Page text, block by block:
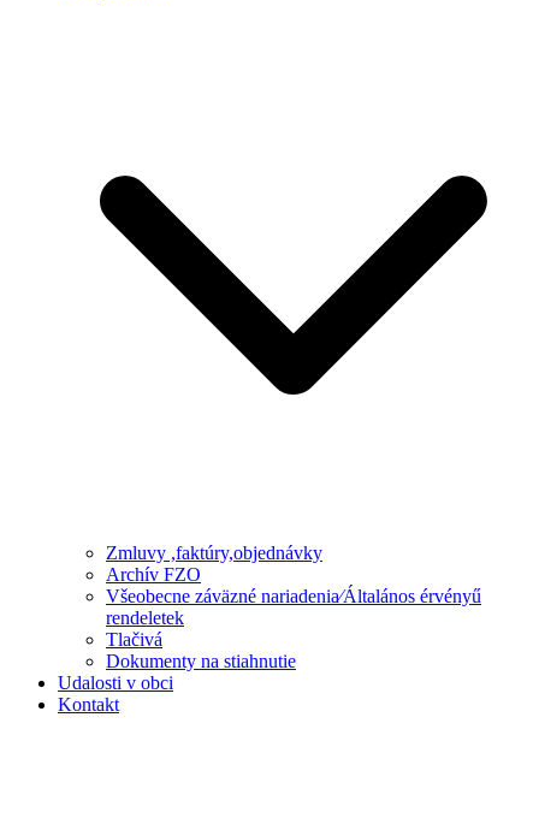
Zmluvy ,faktúry,objednávky
Archív FZO
Všeobecne záväzné nariadenia⁄Általános érvényű
rendeletek
Tlačivá
Dokumenty na stiahnutie
Udalosti v obci
Kontakt